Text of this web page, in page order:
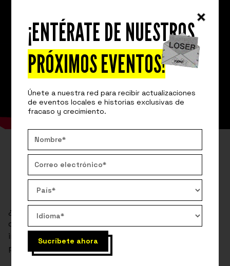
¡ENTÉRATE DE NUESTROS
PRÓXIMOS EVENTOS!
Únete a nuestra red para recibir actualizaciones
de eventos locales e historias exclusivas de
fracaso y crecimiento.
VIDEO FUCKUP STORIES
EL TERROR DE LOS ESCAPE ROOMS
¿Has oído hablar de las Escape Room? Rina nos
cuenta la historia de cómo este gran proyecto, que
inició con sus 2 mejores amigas, terminó en tragedia,
porque no tenía un buen plan financiero.